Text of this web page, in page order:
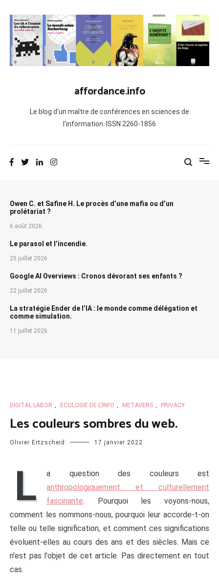
contenu
affordance.info
Le blog d'un maître de conférences en sciences de
l'information. ISSN 2260-1856
Owen C. et Safine H. Le procès d’une mafia ou d’un
prolétariat ?
6 août 2026
Le parasol et l’incendie.
25 juillet 2026
Google AI Overviews : Cronos dévorant ses enfants ?
22 juillet 2026
La stratégie Ender de l’IA : le monde comme délégation et
comme simulation.
11 juillet 2026
DIGITAL LABOR ECOLOGIE DE L'INFO METAVERS PRIVACY
Les couleurs sombres du web.
Olivier Ertzscheid 17 janvier 2022
L
a question des couleurs est
anthropologiquement et culturellement
fascinante. Pourquoi les voyons-nous,
comment les nommons-nous, pourquoi leur accorde-t-on
telle ou telle signification, et comment ces significations
évoluent-elles au cours des ans et des siècles. Mais ce
n'est pas l'objet de cet article. Pas directement en tout
cas.